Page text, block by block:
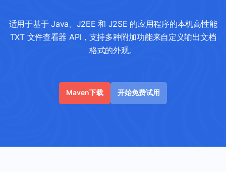
适用于基于 Java、J2EE 和 J2SE 的应用程序的本机高性能
TXT 文件查看器 API，支持多种附加功能来自定义输出文档
格式的外观。
Maven下载 开始免费试用